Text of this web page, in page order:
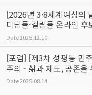
[2026년 3·8세계여성의
디딤돌·걸림돌 온라인 후
Date2025.12.10
[포럼] [제3차 성평등 민
주의 - 삶과 제도, 공존을
Date2025.08.14